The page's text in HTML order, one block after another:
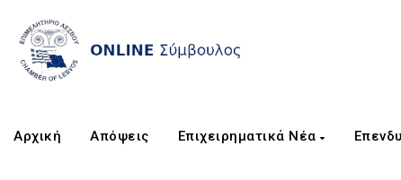
Αρχική Απόψεις Επιχειρηματικά Νέα